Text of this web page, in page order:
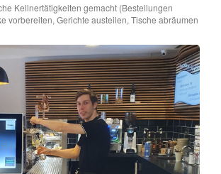
Kellnertätigkeiten gemacht (Bestellungen
vorbereiten, Gerichte austeilen, Tische abräumen